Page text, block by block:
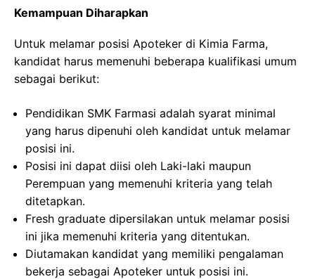
Kemampuan Diharapkan
Untuk melamar posisi Apoteker di Kimia Farma,
kandidat harus memenuhi beberapa kualifikasi umum
sebagai berikut:
Pendidikan SMK Farmasi adalah syarat minimal
yang harus dipenuhi oleh kandidat untuk melamar
posisi ini.
Posisi ini dapat diisi oleh Laki-laki maupun
Perempuan yang memenuhi kriteria yang telah
ditetapkan.
Fresh graduate dipersilakan untuk melamar posisi
ini jika memenuhi kriteria yang ditentukan.
Diutamakan kandidat yang memiliki pengalaman
bekerja sebagai Apoteker untuk posisi ini.